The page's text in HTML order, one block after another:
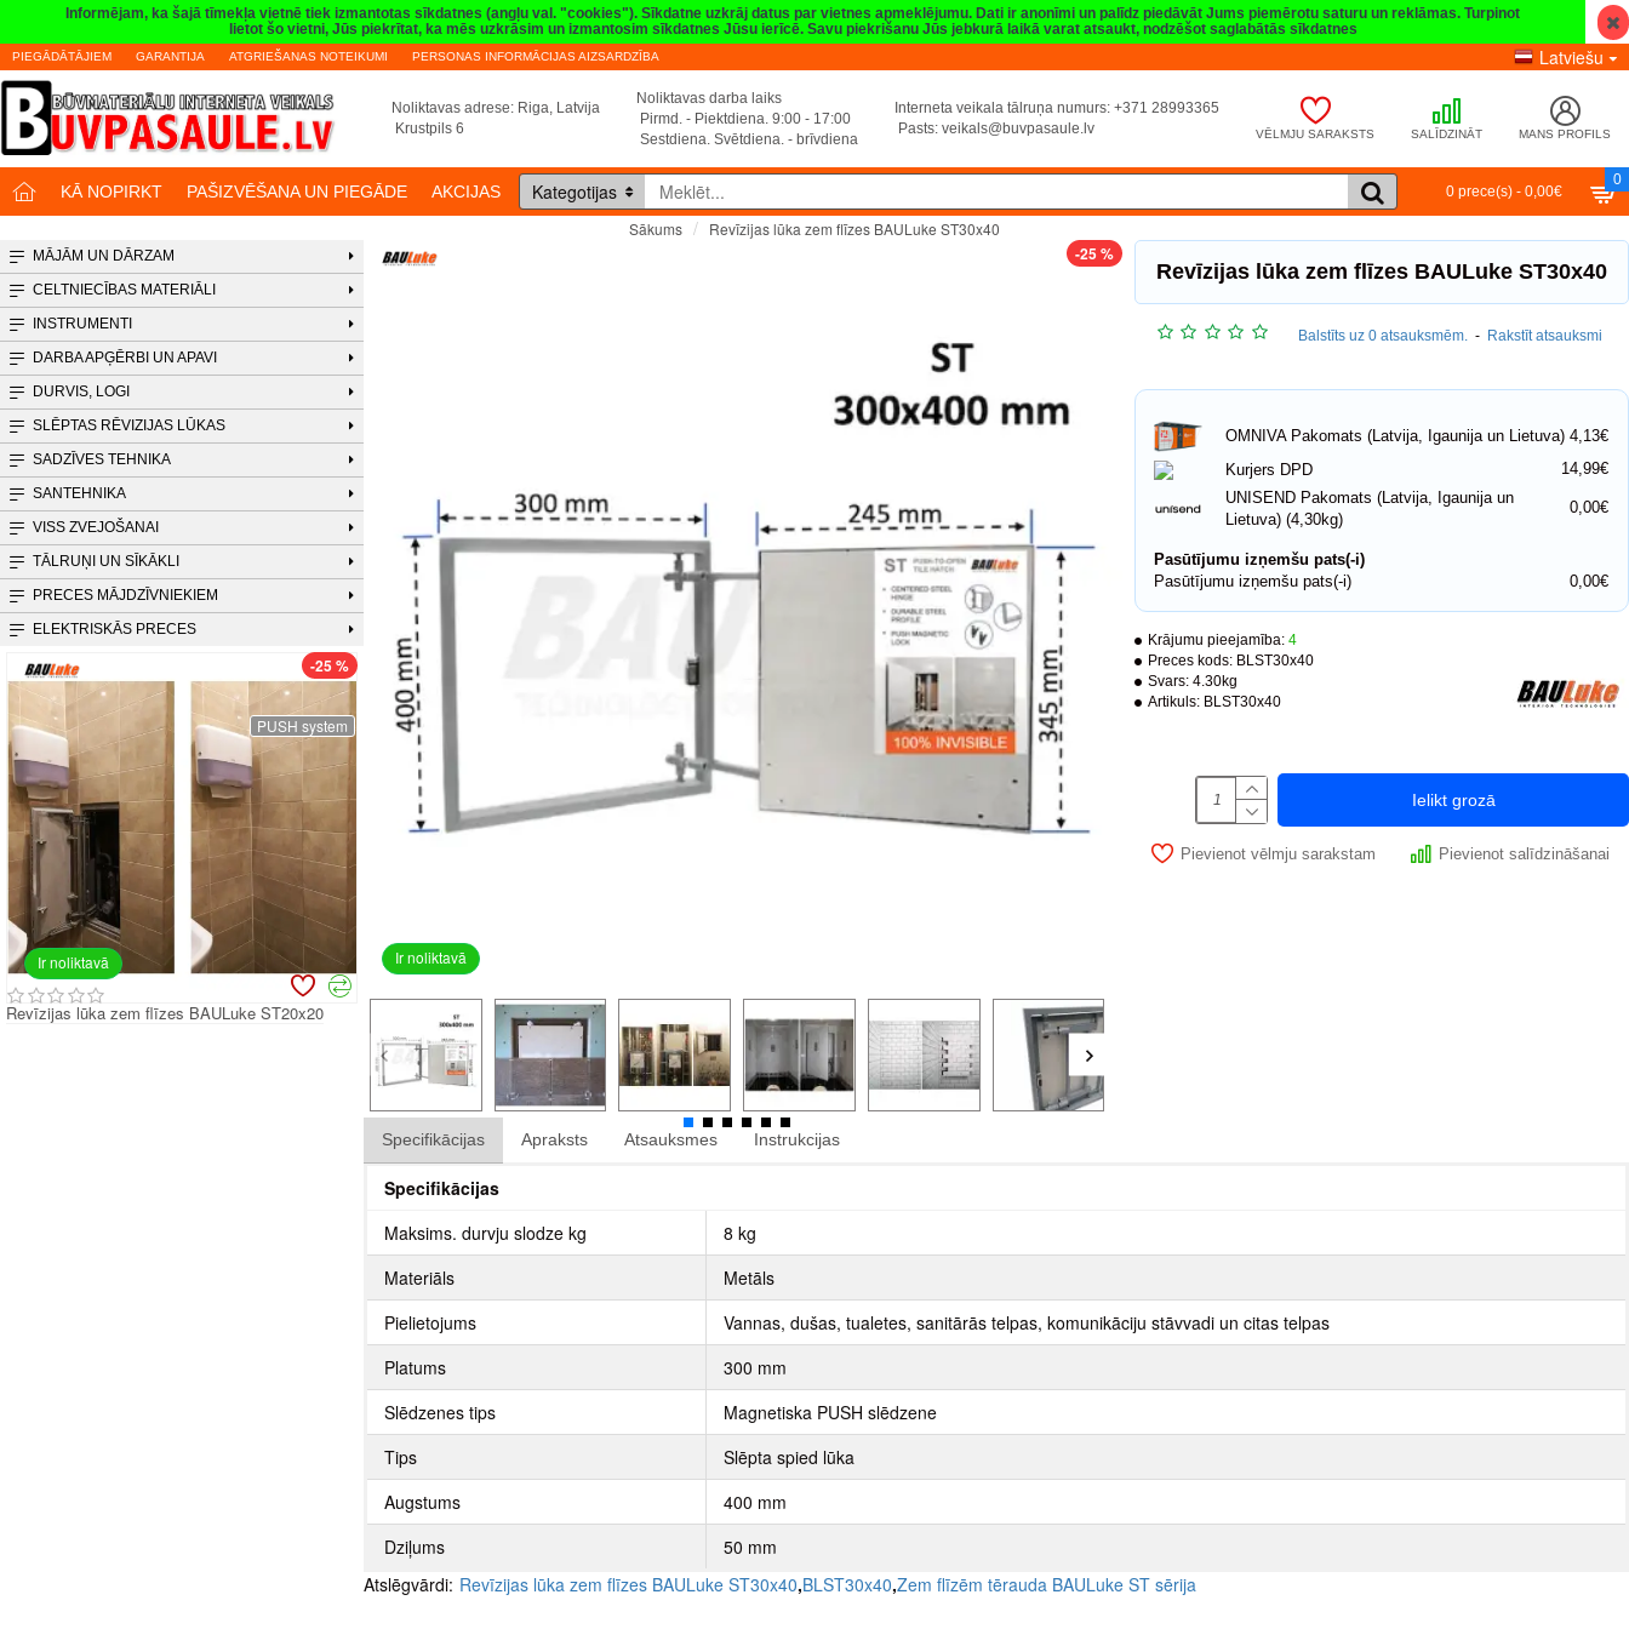
Informējam, ka šajā tīmekļa vietnē tiek izmantotas sīkdatnes (angļu val. "cookies"). Sīkdatne uzkrāj datus par vietnes apmeklējumu. Dati ir anonīmi un palīdz piedāvāt Jums piemērotu saturu un reklāmas. Turpinot
lietot šo vietni, Jūs piekrītat, ka mēs uzkrāsim un izmantosim sīkdatnes Jūsu ierīcē. Savu piekrišanu Jūs jebkurā laikā varat atsaukt, nodzēšot saglabātās sīkdatnes
PIEGĀDĀTĀJIEM GARANTIJA ATGRIEŠANAS NOTEIKUMI PERSONAS INFORMĀCIJAS AIZSARDZĪBA Latviešu
Noliktavas adrese: Riga, Latvija
Krustpils 6
Noliktavas darba laiks
Pirmd. - Piektdiena. 9:00 - 17:00
Sestdiena. Svētdiena. - brīvdiena
Interneta veikala tālruņa numurs: +371 28993365
Pasts: veikals@buvpasaule.lv VĒLMJU SARAKSTS SALĪDZINĀT MANS PROFILS
KĀ NOPIRKT PAŠIZVĒŠANA UN PIEGĀDE AKCIJAS Kategotijas 0 prece(s) - 0,00€
0
Sākums Revīzijas lūka zem flīzes BAULuke ST30x40
MĀJĀM UN DĀRZAM
CELTNIECĪBAS MATERIĀLI
INSTRUMENTI
DARBA APĢĒRBI UN APAVI
DURVIS, LOGI
SLĒPTAS RĒVIZIJAS LŪKAS
SADZĪVES TEHNIKA
SANTEHNIKA
VISS ZVEJOŠANAI
TĀLRUŅI UN SĪKĀKLI
PRECES MĀJDZĪVNIEKIEM
ELEKTRISKĀS PRECES
PUSH system
Ir noliktavā
-25 %
Revīzijas lūka zem flīzes BAULuke ST20x20
-25 %
Revīzijas lūka zem flīzes BAULuke ST20x30
PUSH system
-25 %
Revīzijas lūka zem flīzes BAULuke ST20x40 Revīzijas lūka zem flīzes BAULuke ST20x50
Ir noliktavā
-25 %
Revīzijas lūka zem flīzes BAULuke ST30x40
Krājumu pieejamība: 4
Preces kods: BLST30x40
Svars: 4.30kg
Artikuls: BLST30x40
Balstīts uz 0 atsauksmēm. - Rakstīt atsauksmi
OMNIVA Pakomats (Latvija, Igaunija un Lietuva) 4,13€
Kurjers DPD
14,99€
UNISEND Pakomats (Latvija, Igaunija un
Lietuva) (4,30kg)
0,00€
Pasūtījumu izņemšu pats(-i)
Pasūtījumu izņemšu pats(-i)
0,00€
Ielikt grozā
Pievienot vēlmju sarakstam Pievienot salīdzināšanai
Specifikācijas Apraksts Atsauksmes Instrukcijas
Specifikācijas
Maksims. durvju slodze kg
8 kg
Materiāls
Metāls
Pielietojums
Vannas, dušas, tualetes, sanitārās telpas, komunikāciju stāvvadi un citas telpas
Platums
300 mm
Slēdzenes tips
Magnetiska PUSH slēdzene
Tips
Slēpta spied lūka
Augstums
400 mm
Dziļums
50 mm
Atslēgvārdi: Revīzijas lūka zem flīzes BAULuke ST30x40,BLST30x40,Zem flīzēm tērauda BAULuke ST sērija